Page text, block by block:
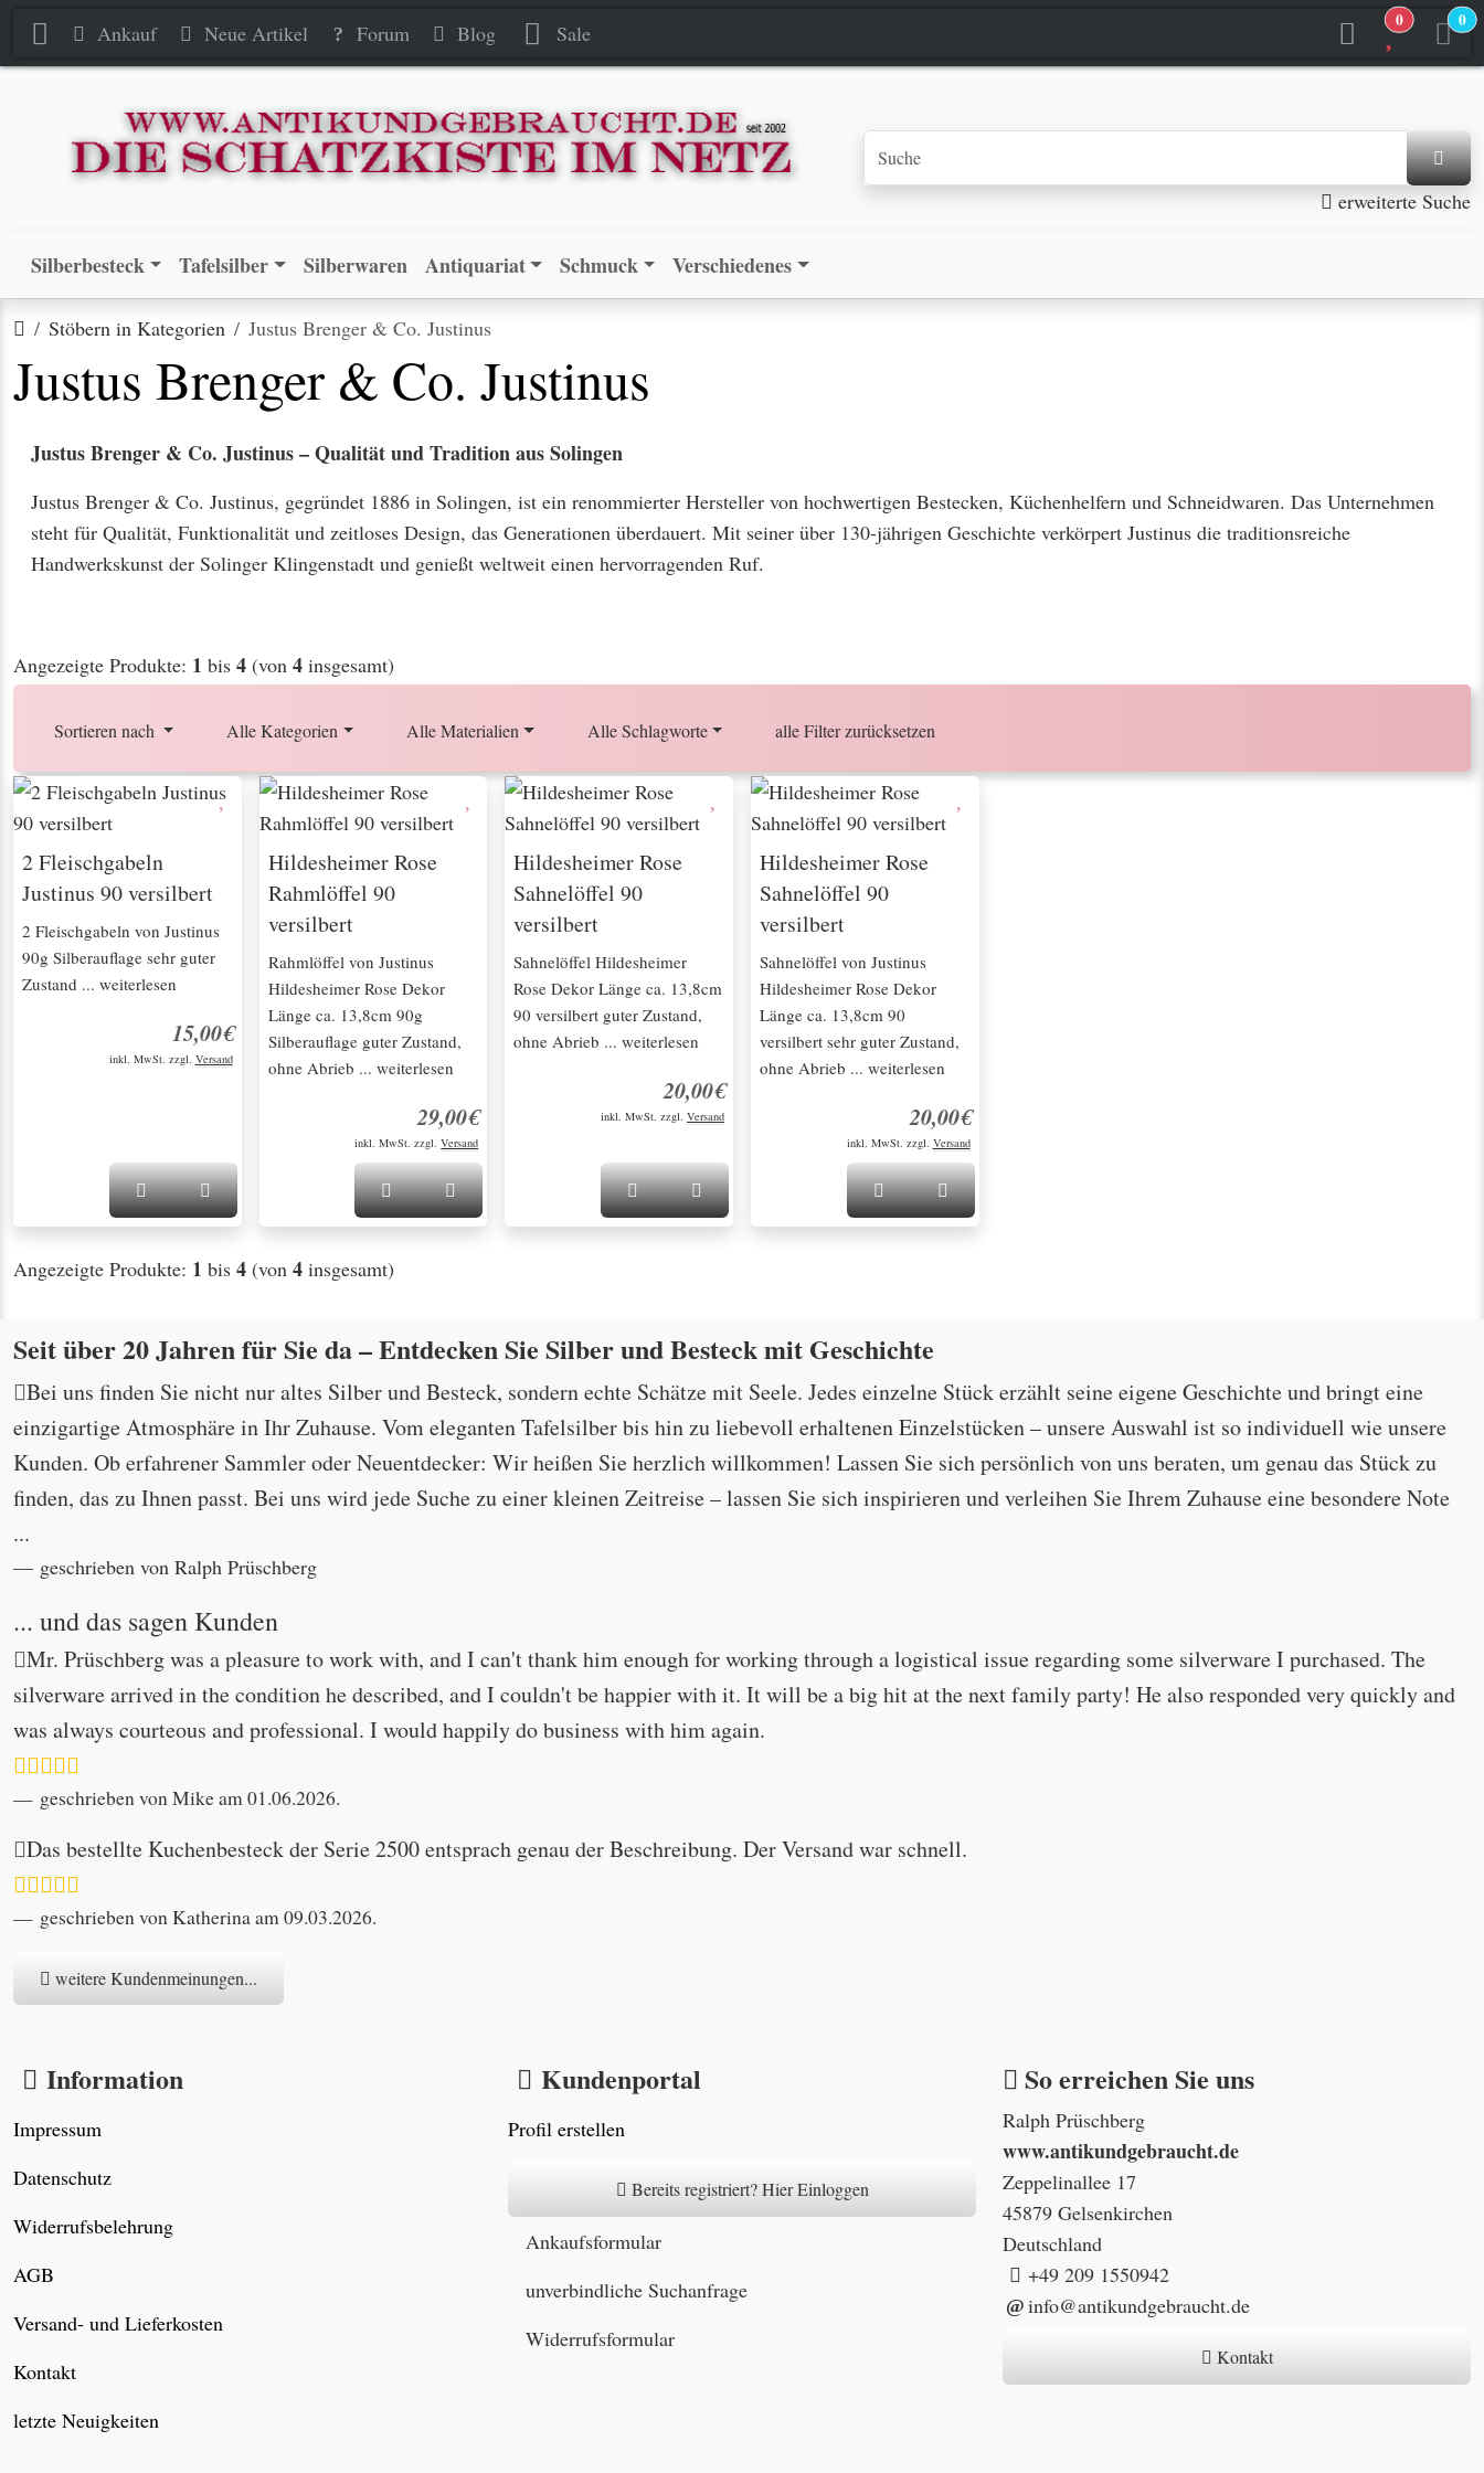
Ankauf Neue Artikel Forum Blog Sale
0 0
erweiterte Suche
Silberbesteck Tafelsilber Silberwaren Antiquariat Schmuck Verschiedenes
Startseite
Stöbern in Kategorien Justus Brenger & Co. Justinus
Justus Brenger & Co. Justinus
Justus Brenger & Co. Justinus – Qualität und Tradition aus Solingen
Justus Brenger & Co. Justinus, gegründet 1886 in Solingen, ist ein renommierter Hersteller von hochwertigen Bestecken, Küchenhelfern und Schneidwaren. Das Unternehmen
steht für Qualität, Funktionalität und zeitloses Design, das Generationen überdauert. Mit seiner über 130-jährigen Geschichte verkörpert Justinus die traditionsreiche
Handwerkskunst der Solinger Klingenstadt und genießt weltweit einen hervorragenden Ruf.
Angezeigte Produkte: 1 bis 4 (von 4 insgesamt)
Sortieren nach Alle Kategorien Alle Materialien Alle Schlagworte alle Filter zurücksetzen
2 Fleischgabeln
Justinus 90 versilbert
2 Fleischgabeln von Justinus
90g Silberauflage sehr guter
Zustand ... weiterlesen
15,00€
inkl. MwSt. zzgl. Versand
Hildesheimer Rose
Rahmlöffel 90
versilbert
Rahmlöffel von Justinus
Hildesheimer Rose Dekor
Länge ca. 13,8cm 90g
Silberauflage guter Zustand,
ohne Abrieb ... weiterlesen
29,00€
inkl. MwSt. zzgl.Versand
Hildesheimer Rose
Sahnelöffel 90
versilbert
Sahnelöffel Hildesheimer
Rose Dekor Länge ca. 13,8cm
90 versilbert guter Zustand,
ohne Abrieb ... weiterlesen
20,00€
inkl. MwSt. zzgl. Versand
Hildesheimer Rose
Sahnelöffel 90
versilbert
Sahnelöffel von Justinus
Hildesheimer Rose Dekor
Länge ca. 13,8cm 90
versilbert sehr guter Zustand,
ohne Abrieb ... weiterlesen
20,00€
inkl. MwSt. zzgl. Versand
Angezeigte Produkte: 1 bis 4 (von 4 insgesamt)
Seit über 20 Jahren für Sie da – Entdecken Sie Silber und Besteck mit Geschichte
Bei uns finden Sie nicht nur altes Silber und Besteck, sondern echte Schätze mit Seele. Jedes einzelne Stück erzählt seine eigene Geschichte und bringt eine
einzigartige Atmosphäre in Ihr Zuhause. Vom eleganten Tafelsilber bis hin zu liebevoll erhaltenen Einzelstücken – unsere Auswahl ist so individuell wie unsere
Kunden. Ob erfahrener Sammler oder Neuentdecker: Wir heißen Sie herzlich willkommen! Lassen Sie sich persönlich von uns beraten, um genau das Stück zu
finden, das zu Ihnen passt. Bei uns wird jede Suche zu einer kleinen Zeitreise – lassen Sie sich inspirieren und verleihen Sie Ihrem Zuhause eine besondere Note
...
geschrieben von Ralph Prüschberg
... und das sagen Kunden
Mr. Prüschberg was a pleasure to work with, and I can't thank him enough for working through a logistical issue regarding some silverware I purchased. The
silverware arrived in the condition he described, and I couldn't be happier with it. It will be a big hit at the next family party! He also responded very quickly and
was always courteous and professional. I would happily do business with him again.
geschrieben von Mike am 01.06.2026.
Das bestellte Kuchenbesteck der Serie 2500 entsprach genau der Beschreibung. Der Versand war schnell.
geschrieben von Katherina am 09.03.2026.
weitere Kundenmeinungen...
Information
Impressum
Datenschutz
Widerrufsbelehrung
AGB
Versand- und Lieferkosten
Kontakt
letzte Neuigkeiten
Kundenportal
Profil erstellen
Bereits registriert? Hier Einloggen
Ankaufsformular
unverbindliche Suchanfrage
Widerrufsformular
So erreichen Sie uns
Ralph Prüschberg
www.antikundgebraucht.de
Zeppelinallee 17
45879 Gelsenkirchen
Deutschland
+49 209 1550942
info@antikundgebraucht.de
Kontakt